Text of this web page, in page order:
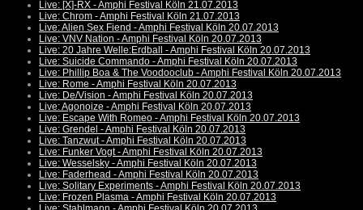
Live: [X]-RX - Amphi Festival Köln 21.07.2013
Live: Chrom - Amphi Festival Köln 21.07.2013
Live: Alien Sex Fiend - Amphi Festival Köln 20.07.2013
Live: VNV Nation - Amphi Festival Köln 20.07.2013
Live: 20 Jahre Welle:Erdball - Amphi Festival Köln 20.07.2013
Live: Suicide Commando - Amphi Festival Köln 20.07.2013
Live: Phillip Boa & The Voodooclub - Amphi Festival Köln 20.07.2013
Live: Rome - Amphi Festival Köln 20.07.2013
Live: De/Vision - Amphi Festival Köln 20.07.2013
Live: Agonoize - Amphi Festival Köln 20.07.2013
Live: Escape With Romeo - Amphi Festival Köln 20.07.2013
Live: Grendel - Amphi Festival Köln 20.07.2013
Live: Tanzwut - Amphi Festival Köln 20.07.2013
Live: Funker Vogt - Amphi Festival Köln 20.07.2013
Live: Wesselsky - Amphi Festival Köln 20.07.2013
Live: Faderhead - Amphi Festival Köln 20.07.2013
Live: Solitary Experiments - Amphi Festival Köln 20.07.2013
Live: Frozen Plasma - Amphi Festival Köln 20.07.2013